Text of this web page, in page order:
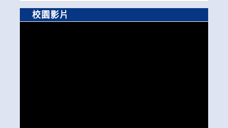
校園影片